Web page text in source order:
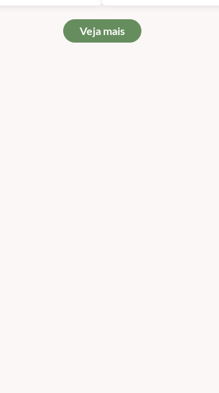
Animais - Curso de
Capacitação EAD
Veja mais